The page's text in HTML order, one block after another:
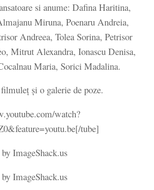
si anume: Dafina Haritina,
Miruna, Poenaru Andreia,
Andreea, Tolea Sorina, Petrisor
Mitrut Alexandra, Ionascu Denisa,
Maria, Sorici Madalina.
și o galerie de poze.
watch?
tube]